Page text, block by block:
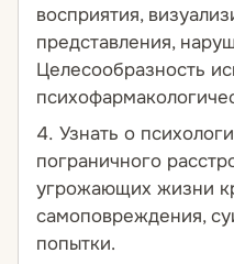
восприятия,
представления,
Целесообразность
Узнать о
пограничного
угрожающих жизни
самоповреждения,
попытки.